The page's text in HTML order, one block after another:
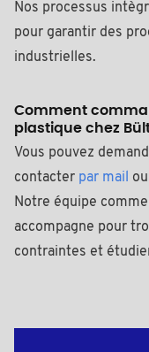
Nos processus
pour garantir des
industrielles.
Comment
plastique chez
Vous pouvez
contacter par mail
Notre équipe
accompagne pour
contraintes et